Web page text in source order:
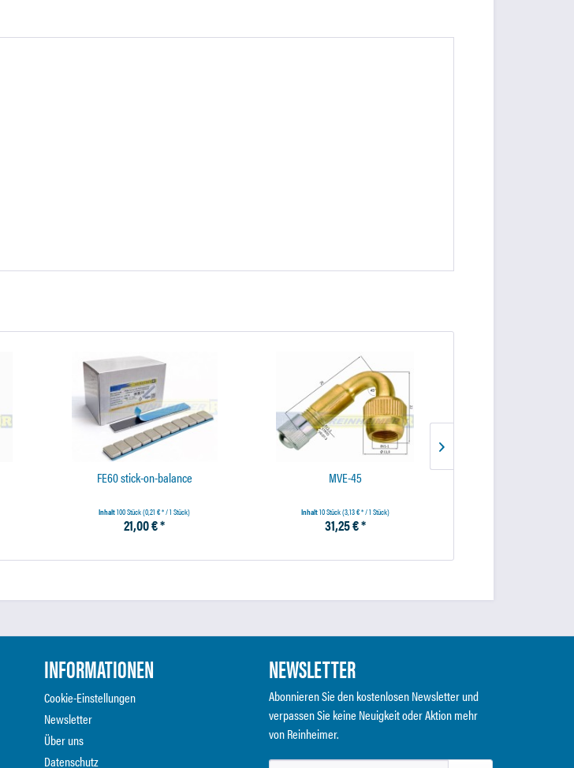
FE60 stick-on-balance
Inhalt100 Stück(0,21 € * / 1 Stück)
21,00 € *
MVE-45
Inhalt10 Stück(3,13 € * / 1 Stück)
31,25 € *
INFORMATIONEN
Cookie-Einstellungen
Newsletter
Über uns
Datenschutz
NEWSLETTER
Abonnieren Sie den kostenlosen Newsletter und
verpassen Sie keine Neuigkeit oder Aktion mehr
von Reinheimer.